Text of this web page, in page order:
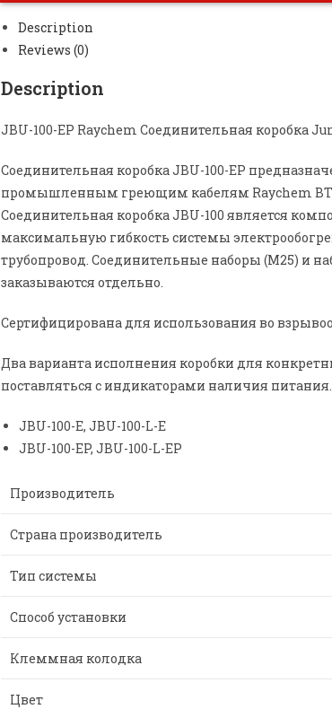
Description
Reviews (0)
Description
JBU-100-EP Raychem Соединительная коробка
Соединительная коробка JBU-100-EP
промышленным греющим кабелям Raychem BTV,
Соединительная коробка JBU-100 является
максимальную гибкость системы
трубопровод. Соединительные наборы (M25) и
заказываются отдельно.
Сертифицирована для использования во
Два варианта исполнения коробки для
поставляться с индикаторами наличия питания.
JBU-100-E, JBU-100-L-E
JBU-100-EP, JBU-100-L-EP
Производитель
Страна производитель
Тип системы
Способ установки
Клеммная колодка
Цвет